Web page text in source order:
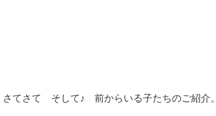
さてさて そして♪ 前からいる子たちのご紹介。